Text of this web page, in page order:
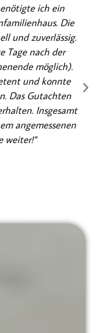
ich ein
Die
und zuverlässig.
Tage nach der
möglich).
und konnte
Das Gutachten
Insgesamt
angemessenen
weiter!"